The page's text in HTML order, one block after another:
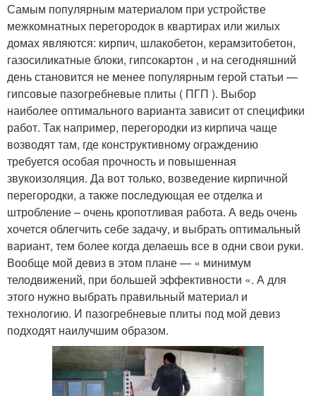
Самым популярным материалом при устройстве
межкомнатных перегородок в квартирах или жилых
домах являются: кирпич, шлакобетон, керамзитобетон,
газосиликатные блоки, гипсокартон , и на сегодняшний
день становится не менее популярным герой статьи —
гипсовые пазогребневые плиты ( ПГП ). Выбор
наиболее оптимального варианта зависит от специфики
работ. Так например, перегородки из кирпича чаще
возводят там, где конструктивному ограждению
требуется особая прочность и повышенная
звукоизоляция. Да вот только, возведение кирпичной
перегородки, а также последующая ее отделка и
штробление – очень кропотливая работа. А ведь очень
хочется облегчить себе задачу, и выбрать оптимальный
вариант, тем более когда делаешь все в одни свои руки.
Вообще мой девиз в этом плане — « минимум
телодвижений, при большей эффективности «. А для
этого нужно выбрать правильный материал и
технологию. И пазогребневые плиты под мой девиз
подходят наилучшим образом.